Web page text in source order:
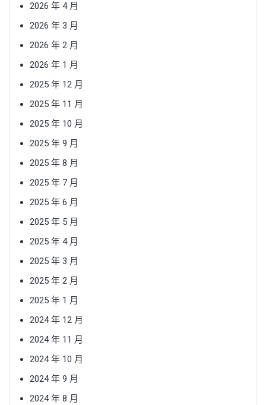
2026 年 4 月
2026 年 3 月
2026 年 2 月
2026 年 1 月
2025 年 12 月
2025 年 11 月
2025 年 10 月
2025 年 9 月
2025 年 8 月
2025 年 7 月
2025 年 6 月
2025 年 5 月
2025 年 4 月
2025 年 3 月
2025 年 2 月
2025 年 1 月
2024 年 12 月
2024 年 11 月
2024 年 10 月
2024 年 9 月
2024 年 8 月